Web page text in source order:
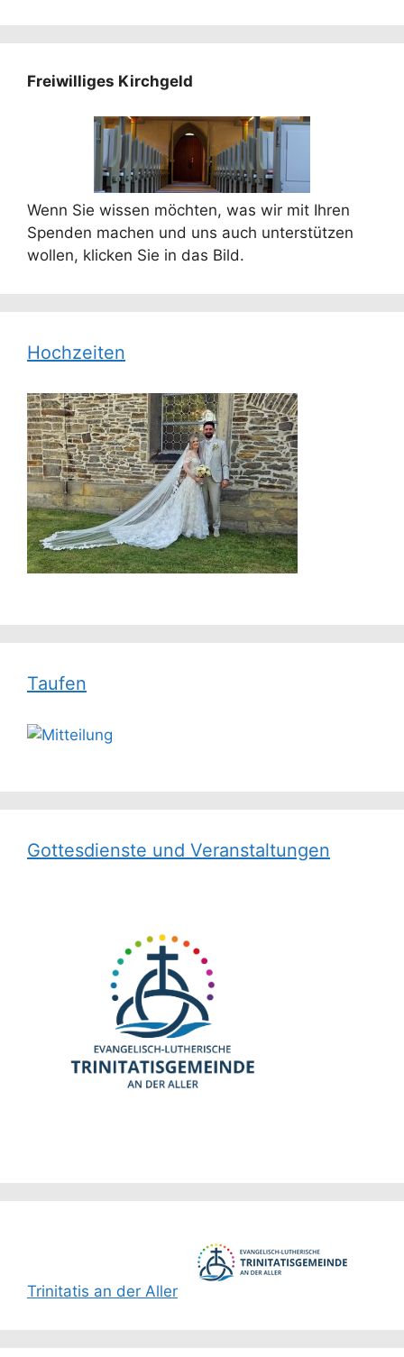
Freiwilliges Kirchgeld
Wenn Sie wissen möchten, was wir mit Ihren
Spenden machen und uns auch unterstützen
wollen, klicken Sie in das Bild.
Hochzeiten
Taufen
Gottesdienste und Veranstaltungen
Trinitatis an der Aller